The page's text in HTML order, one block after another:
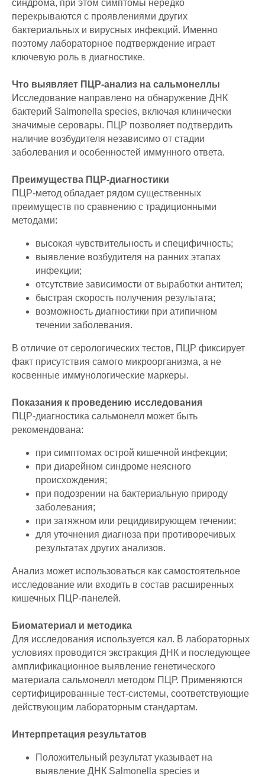
синдрома, при этом симптомы нередко
перекрываются с проявлениями других
бактериальных и вирусных инфекций. Именно
поэтому лабораторное подтверждение играет
ключевую роль в диагностике.
Что выявляет ПЦР-анализ на сальмонеллы
Исследование направлено на обнаружение ДНК
бактерий Salmonella species, включая клинически
значимые серовары. ПЦР позволяет подтвердить
наличие возбудителя независимо от стадии
заболевания и особенностей иммунного ответа.
Преимущества ПЦР-диагностики
ПЦР-метод обладает рядом существенных
преимуществ по сравнению с традиционными
методами:
высокая чувствительность и специфичность;
выявление возбудителя на ранних этапах
инфекции;
отсутствие зависимости от выработки антител;
быстрая скорость получения результата;
возможность диагностики при атипичном
течении заболевания.
В отличие от серологических тестов, ПЦР фиксирует
факт присутствия самого микроорганизма, а не
косвенные иммунологические маркеры.
Показания к проведению исследования
ПЦР-диагностика сальмонелл может быть
рекомендована:
при симптомах острой кишечной инфекции;
при диарейном синдроме неясного
происхождения;
при подозрении на бактериальную природу
заболевания;
при затяжном или рецидивирующем течении;
для уточнения диагноза при противоречивых
результатах других анализов.
Анализ может использоваться как самостоятельное
исследование или входить в состав расширенных
кишечных ПЦР-панелей.
Биоматериал и методика
Для исследования используется кал. В лабораторных
условиях проводится экстракция ДНК и последующее
амплификационное выявление генетического
материала сальмонелл методом ПЦР. Применяются
сертифицированные тест-системы, соответствующие
действующим лабораторным стандартам.
Интерпретация результатов
Положительный результат указывает на
выявление ДНК Salmonella species и